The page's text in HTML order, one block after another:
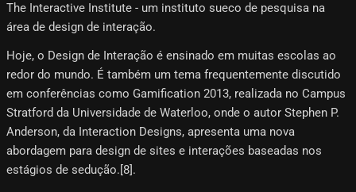
The Interactive Institute - um instituto sueco de pesquisa na
área de design de interação.
Hoje, o Design de Interação é ensinado em muitas escolas ao
redor do mundo. É também um tema frequentemente discutido
em conferências como Gamification 2013, realizada no Campus
Stratford da Universidade de Waterloo, onde o autor Stephen P.
Anderson, da Interaction Designs, apresenta uma nova
abordagem para design de sites e interações baseadas nos
estágios de sedução.[8]​.